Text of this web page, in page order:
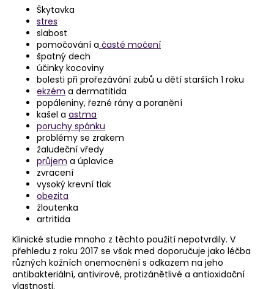
Škytavka
stres
slabost
pomočování a časté močení
špatný dech
účinky kocoviny
bolesti při prořezávání zubů u dětí starších 1 roku
ekzém a dermatitida
popáleniny, řezné rány a poranění
kašel a astma
poruchy spánku
problémy se zrakem
žaludeční vředy
průjem a úplavice
zvracení
vysoký krevní tlak
obezita
žloutenka
artritida
Klinické studie mnoho z těchto použití nepotvrdily. V
přehledu z roku 2017 se však med doporučuje jako léčba
různých kožních onemocnění s odkazem na jeho
antibakteriální, antivirové, protizánětlivé a antioxidační
vlastnosti.